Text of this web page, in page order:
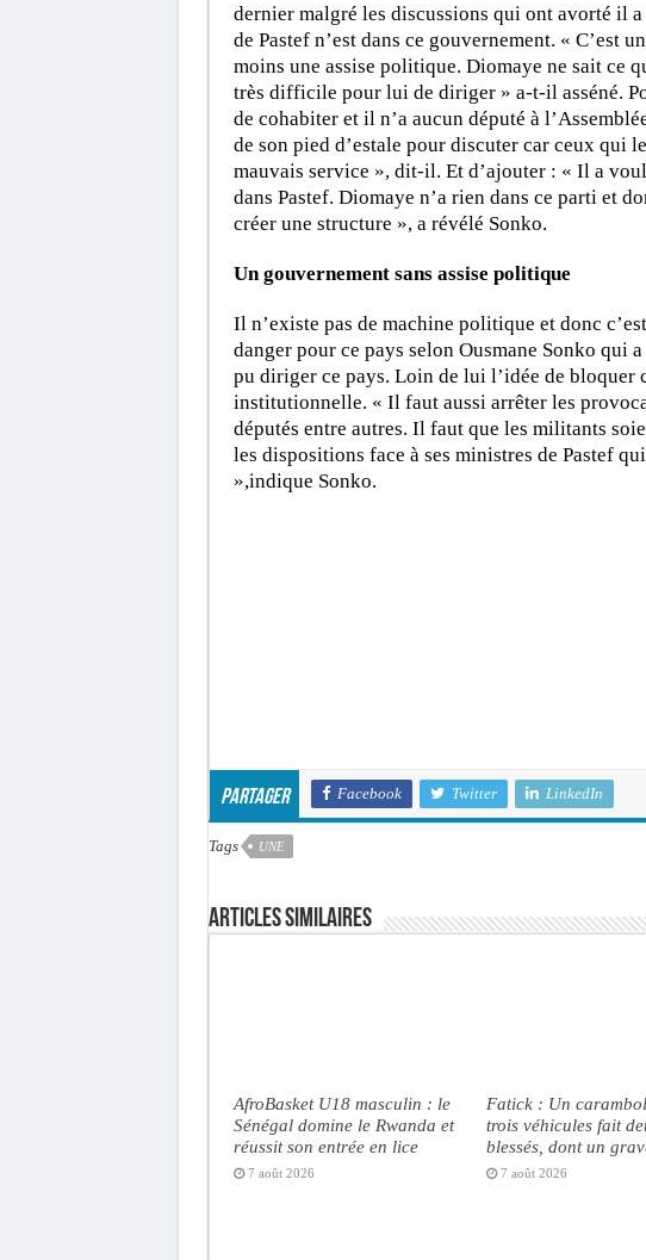
dernier malgré les discussions qui ont avorté il
de Pastef n’est dans ce gouvernement. « C’est
moins une assise politique. Diomaye ne sait ce
très difficile pour lui de diriger » a-t-il asséné.
de cohabiter et il n’a aucun député à
de son pied d’estale pour discuter car ceux qui
mauvais service », dit-il. Et d’ajouter : « Il a
dans Pastef. Diomaye n’a rien dans ce parti et
créer une structure », a révélé Sonko.
Un gouvernement sans assise politique
Il n’existe pas de machine politique et donc
danger pour ce pays selon Ousmane Sonko qui
pu diriger ce pays. Loin de lui l’idée de bloquer
institutionnelle. « Il faut aussi arrêter les
députés entre autres. Il faut que les militants
les dispositions face à ses ministres de Pastef
»,indique Sonko.
Partager Facebook Twitter LinkedIn
Tags UNE
Articles similaires
AfroBasket U18 masculin : le
Sénégal domine le Rwanda et
réussit son entrée en lice
7 août 2026
Fatick : Un
trois véhicules fait
blessés, dont un
7 août 2026